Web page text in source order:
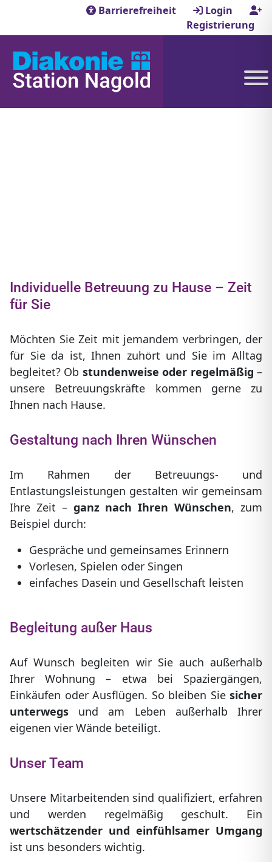
Barrierefreiheit
Login
Registrierung
Individuelle Betreuung zu Hause – Zeit
für Sie
Möchten Sie Zeit mit jemandem verbringen, der
für Sie da ist, Ihnen zuhört und Sie im Alltag
begleitet? Ob stundenweise oder regelmäßig –
unsere Betreuungskräfte kommen gerne zu
Ihnen nach Hause.
Gestaltung nach Ihren Wünschen
Im Rahmen der Betreuungs- und
Entlastungsleistungen gestalten wir gemeinsam
Ihre Zeit – ganz nach Ihren Wünschen, zum
Beispiel durch:
Gespräche und gemeinsames Erinnern
Vorlesen, Spielen oder Singen
einfaches Dasein und Gesellschaft leisten
Begleitung außer Haus
Auf Wunsch begleiten wir Sie auch außerhalb
Ihrer Wohnung – etwa bei Spaziergängen,
Einkäufen oder Ausflügen. So bleiben Sie sicher
unterwegs und am Leben außerhalb Ihrer
eigenen vier Wände beteiligt.
Unser Team
Unsere Mitarbeitenden sind qualifiziert, erfahren
und werden regelmäßig geschult. Ein
wertschätzender und einfühlsamer Umgang
ist uns besonders wichtig.